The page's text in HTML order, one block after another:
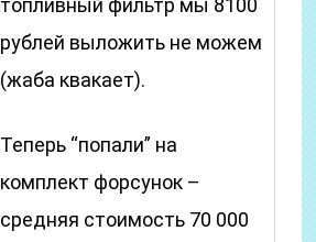
топливный фильтр мы 8100
рублей выложить не можем
(жаба квакает).
Теперь “попали” на
комплект форсунок –
средняя стоимость 70 000